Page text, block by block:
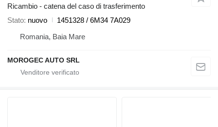
Ricambio - catena del caso di trasferimento
Stato nuovo
1451328 / 6M34 7A029
Romania, Baia Mare
MOROGEC AUTO SRL